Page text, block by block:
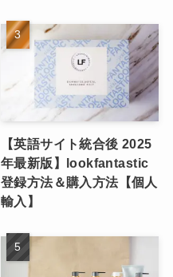
【英語サイト統合後 2025
年最新版】lookfantastic
登録方法＆購入方法【個人
輸入】